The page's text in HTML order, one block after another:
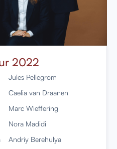
2022
Jules Pellegrom
Caelia van Draanen
Marc Wieffering
Nora Madidi
Andriy Berehulya